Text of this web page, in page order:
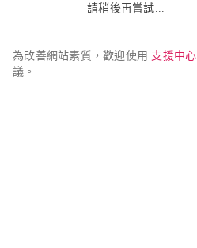
請稍後再嘗試...
為改善網站素質，歡迎使用 支援中心
議。